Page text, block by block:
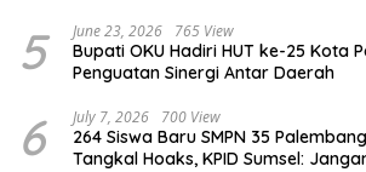
5 June 23, 2026 765 View
Bupati OKU Hadiri HUT ke-25 Kota
Penguatan Sinergi Antar Daerah
6 July 7, 2026 700 View
264 Siswa Baru SMPN 35
Tangkal Hoaks, KPID Sumsel: